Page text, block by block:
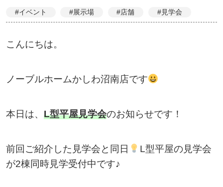
#イベント #展示場 #店舗 #見学会
こんにちは。
ノーブルホームかしわ沼南店です
本日は、 L型平屋見学会のお知らせです！
前回ご紹介した見学会と同日
L型平屋の見学会
が2棟同時見学受付中です♪